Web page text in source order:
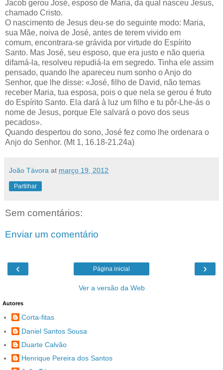
Jacob gerou José, esposo de Maria, da qual nasceu Jesus,
chamado Cristo.
O nascimento de Jesus deu-se do seguinte modo: Maria,
sua Mãe, noiva de José, antes de terem vivido em
comum, encontrara-se grávida por virtude do Espírito
Santo. Mas José, seu esposo, que era justo e não queria
difamá-la, resolveu repudiá-la em segredo. Tinha ele assim
pensado, quando lhe apareceu num sonho o Anjo do
Senhor, que lhe disse: «José, filho de David, não temas
receber Maria, tua esposa, pois o que nela se gerou é fruto
do Espírito Santo. Ela dará à luz um filho e tu pôr-Lhe-ás o
nome de Jesus, porque Ele salvará o povo dos seus
pecados».
Quando despertou do sono, José fez como lhe ordenara o
Anjo do Senhor. (Mt 1, 16.18-21.24a)
João Távora at março 19, 2012
Partilhar
Sem comentários:
Enviar um comentário
‹ ›
Página inicial
Ver a versão da Web
Autores
Corta-fitas
Daniel Santos Sousa
Duarte Calvão
Henrique Pereira dos Santos